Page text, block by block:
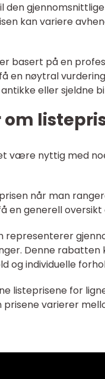
den
kan variere
basert på en
nøytral
eller sjeldne
være nyttig med
når man
en generell
representerer
Denne rabatten
og individuelle
listeprisene for
varierer